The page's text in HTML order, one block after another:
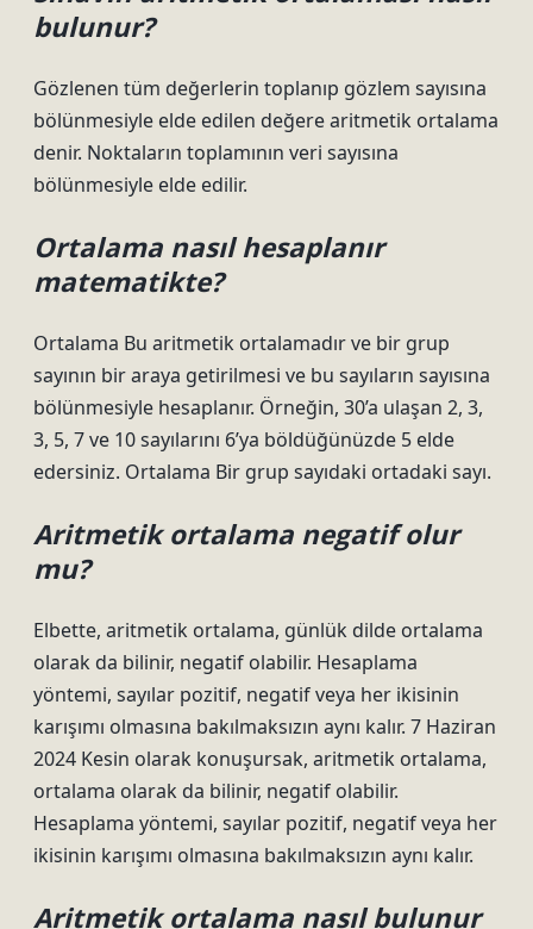
bulunur?
Gözlenen tüm değerlerin toplanıp gözlem sayısına
bölünmesiyle elde edilen değere aritmetik ortalama
denir. Noktaların toplamının veri sayısına
bölünmesiyle elde edilir.
Ortalama nasıl hesaplanır
matematikte?
Ortalama Bu aritmetik ortalamadır ve bir grup
sayının bir araya getirilmesi ve bu sayıların sayısına
bölünmesiyle hesaplanır. Örneğin, 30’a ulaşan 2, 3,
3, 5, 7 ve 10 sayılarını 6’ya böldüğünüzde 5 elde
edersiniz. Ortalama Bir grup sayıdaki ortadaki sayı.
Aritmetik ortalama negatif olur
mu?
Elbette, aritmetik ortalama, günlük dilde ortalama
olarak da bilinir, negatif olabilir. Hesaplama
yöntemi, sayılar pozitif, negatif veya her ikisinin
karışımı olmasına bakılmaksızın aynı kalır. 7 Haziran
2024 Kesin olarak konuşursak, aritmetik ortalama,
ortalama olarak da bilinir, negatif olabilir.
Hesaplama yöntemi, sayılar pozitif, negatif veya her
ikisinin karışımı olmasına bakılmaksızın aynı kalır.
Aritmetik ortalama nasıl bulunur